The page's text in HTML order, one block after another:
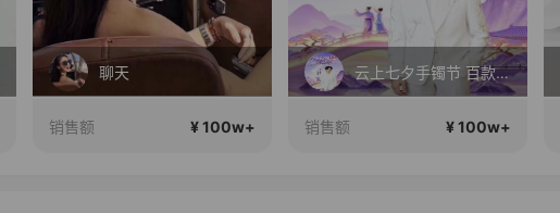
云上七夕手镯节 百款手镯任你挑
销售额 ¥ 100w+
2026行稳致远
销售额 ¥ 100w+